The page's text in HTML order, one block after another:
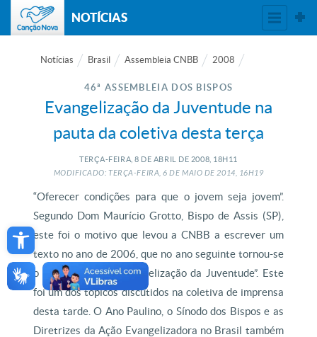
Open toolbar
NOTÍCIAS
Notícias Brasil Assembleia CNBB 2008
46ª ASSEMBLÉIA DOS BISPOS
Evangelização da Juventude na
pauta da coletiva desta terça
TERÇA-FEIRA, 8 DE ABRIL DE 2008, 18H11
MODIFICADO: TERÇA-FEIRA, 6 DEMAIO DE2014, 16H19
“Oferecer condições para que o jovem seja jovem”.
Segundo Dom Maurício Grotto, Bispo de Assis (SP),
este foi o motivo que levou a CNBB a escrever um
texto no ano de 2006, que no ano seguinte tornou-se
o documento 85 “Evangelização da Juventude”. Este
foi um dos tópicos discutidos na coletiva de imprensa
desta tarde. O Ano Paulino, o Sínodo dos Bispos e as
Diretrizes da Ação Evangelizadora no Brasil também